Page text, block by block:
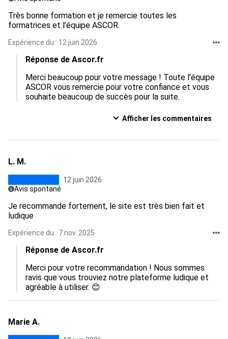
Très bonne formation et je remercie toutes les
formatrices et l’équipe ASCOR.
Expérience du : 12 juin 2026
Réponse de Ascor.fr
Merci beaucoup pour votre message ! Toute l’équipe
ASCOR vous remercie pour votre confiance et vous
souhaite beaucoup de succès pour la suite.
Afficher les commentaires
L. M.
12 juin 2026
Avis spontané
Je recommande fortement, le site est très bien fait et
ludique
Expérience du : 7 nov. 2025
Réponse de Ascor.fr
Merci pour votre recommandation ! Nous sommes
ravis que vous trouviez notre plateforme ludique et
agréable à utiliser. 😊
Marie A.